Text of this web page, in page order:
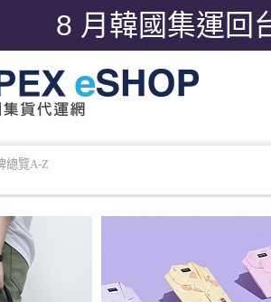
8 月韓國集運回
總覽A-Z